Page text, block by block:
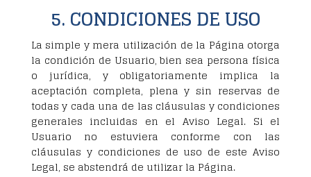
5. CONDICIONES DE USO
La simple y mera utilización de la Página otorga
la condición de Usuario, bien sea persona física
o jurídica, y obligatoriamente implica la
aceptación completa, plena y sin reservas de
todas y cada una de las cláusulas y condiciones
generales incluidas en el Aviso Legal. Si el
Usuario no estuviera conforme con las
cláusulas y condiciones de uso de este Aviso
Legal, se abstendrá de utilizar la Página.